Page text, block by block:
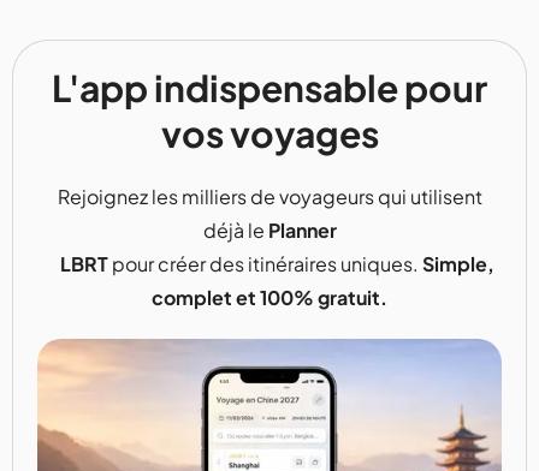
L'app indispensable pour
vos voyages
Rejoignez les milliers de voyageurs qui utilisent
déjà le Planner
LBRTpour créer des itinéraires uniques. Simple,
complet et 100% gratuit.